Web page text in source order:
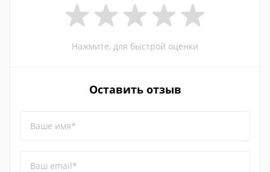
Нажмите, для быстрой оценки
Оставить отзыв
Ваше имя*
Ваш email*